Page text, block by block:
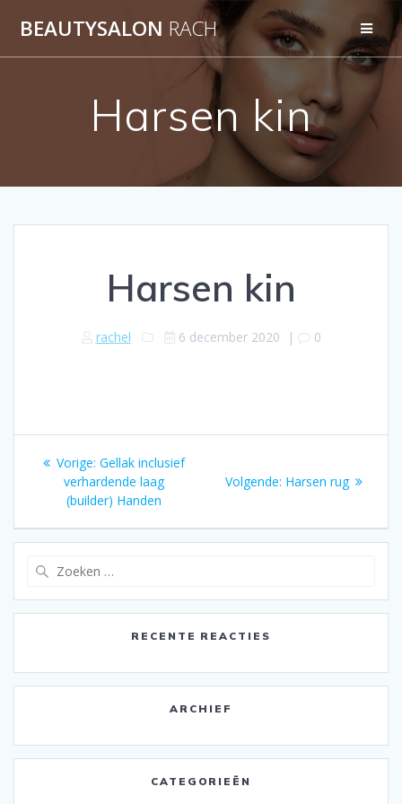
Ga
naar
de
inhoud
BEAUTYSALON RACH
Harsen kin
Harsen kin
rachel 6 december 2020 | 0
Bericht
navigatie
Vorige: Vorig
bericht:
Gellak inclusief
verhardende laag
(builder) Handen
Volgende: Volgend
Harsen rug
RECENTE REACTIES
ARCHIEF
CATEGORIEËN